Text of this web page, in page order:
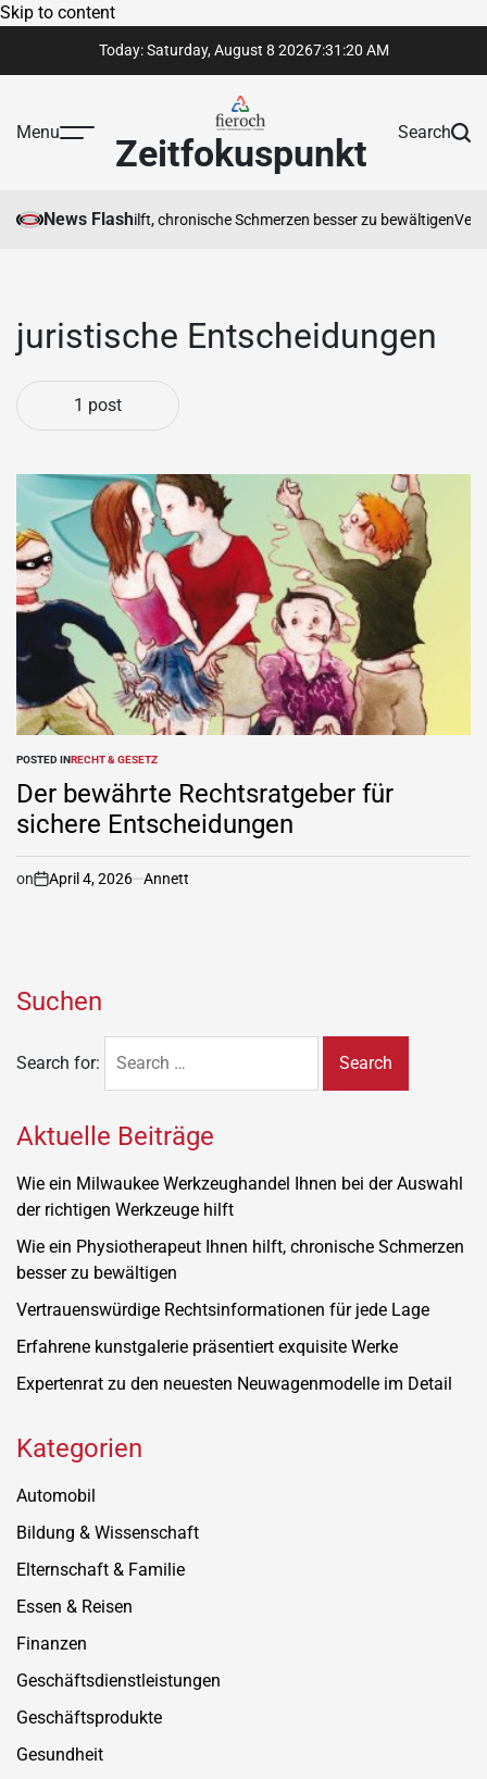
Skip to content
Today: Saturday, August 8 20267:31 :20 AM
Menu Zeitfokuspunkt Search
News Flash
Ihnen hilft, chronische Schmerzen besser zu bewältigen
juristische Entscheidungen
1 post
POSTED INRECHT & GESETZ
Der bewährte Rechtsratgeber für
sichere Entscheidungen
on April 4, 2026 Annett
Suchen
Search for:
Aktuelle Beiträge
Wie ein Milwaukee Werkzeughandel Ihnen bei der Auswahl
der richtigen Werkzeuge hilft
Wie ein Physiotherapeut Ihnen hilft, chronische Schmerzen
besser zu bewältigen
Vertrauenswürdige Rechtsinformationen für jede Lage
Erfahrene kunstgalerie präsentiert exquisite Werke
Expertenrat zu den neuesten Neuwagenmodelle im Detail
Kategorien
Automobil
Bildung & Wissenschaft
Elternschaft & Familie
Essen & Reisen
Finanzen
Geschäftsdienstleistungen
Geschäftsprodukte
Gesundheit